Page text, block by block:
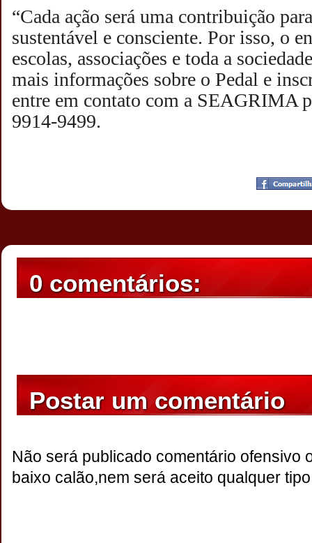
“Cada ação será uma contribuição
sustentável e consciente. Por isso, o
escolas, associações e toda a
mais informações sobre o Pedal e
entre em contato com a SEAGRIMA
9914-9499.
19:40
0 comentários:
Postar um comentário
Não será publicado comentário ofensivo
baixo calão,nem será aceito qualquer